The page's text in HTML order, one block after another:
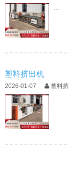
...
塑料挤出机
2026-01-07 塑料
...